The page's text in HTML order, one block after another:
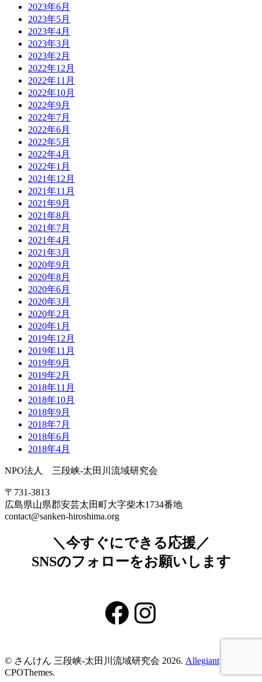
2023年6月
2023年5月
2023年4月
2023年3月
2023年2月
2022年12月
2022年11月
2022年10月
2022年9月
2022年7月
2022年6月
2022年5月
2022年4月
2022年1月
2021年12月
2021年11月
2021年9月
2021年8月
2021年7月
2021年4月
2021年3月
2020年9月
2020年8月
2020年6月
2020年3月
2020年2月
2020年1月
2019年12月
2019年11月
2019年9月
2019年2月
2018年11月
2018年10月
2018年9月
2018年7月
2018年6月
2018年4月
NPO法人 三段峡-太田川流域研究会
〒731-3813
広島県山県郡安芸太田町大字柴木1734番地
contact@sanken-hiroshima.org
＼今すぐにできる応援／
SNSのフォローをお願いします
Facebook
Instagram
© さんけん 三段峡‐太田川流域研究会 2026. Allegiant
CPOThemes.